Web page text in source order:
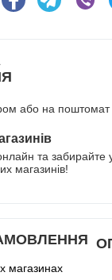
або на поштомат
та забирайте
магазинів!
магазинах